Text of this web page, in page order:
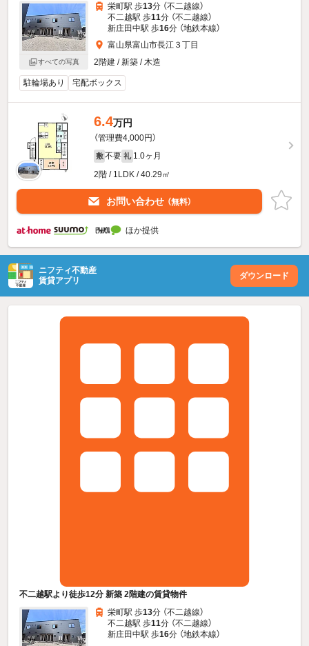
すべての写真
栄町駅 歩13分 （不二越線）
不二越駅 歩11分 （不二越線）
新庄田中駅 歩16分 （地鉄本線）
富山県富山市長江３丁目
2階建 / 新築 / 木造
駐輪場あり 宅配ボックス
6.4万円
（管理費4,000円）
敷 不要 礼 1.0ヶ月
2階 / 1LDK / 40.29㎡
お問い合わせ （無料）
ほか提供
ニフティ不動産
賃貸アプリ
ダウンロード
不二越駅より徒歩12分 新築 2階建の賃貸物件
栄町駅 歩13分 （不二越線）
不二越駅 歩11分 （不二越線）
新庄田中駅 歩16分 （地鉄本線）